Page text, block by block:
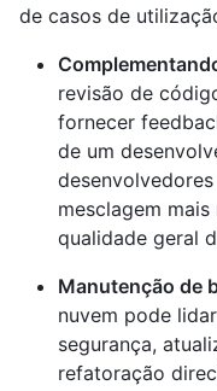
de casos de
revisão de
fornecer
de um
mesclagem
qualidade geral
Manutenção de
nuvem pode
segurança,
refatoração